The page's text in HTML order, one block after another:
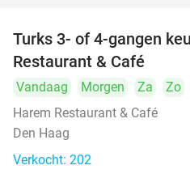
Turks 3- of 4-gangen
Restaurant & Café
Vandaag Morgen Za Zo
Harem Restaurant & Café
Den Haag
Verkocht: 202